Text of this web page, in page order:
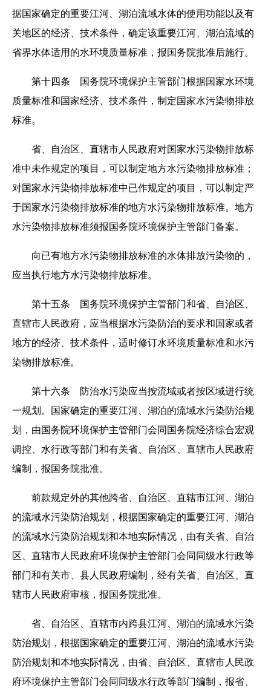
据国家确定的重要江河、湖泊流域水体的使用功能以及有
关地区的经济、技术条件，确定该重要江河、湖泊流域的
省界水体适用的水环境质量标准，报国务院批准后施行。
第十四条 国务院环境保护主管部门根据国家水环境
质量标准和国家经济、技术条件，制定国家水污染物排放
标准。
省、自治区、直辖市人民政府对国家水污染物排放标
准中未作规定的项目，可以制定地方水污染物排放标准；
对国家水污染物排放标准中已作规定的项目，可以制定严
于国家水污染物排放标准的地方水污染物排放标准。地方
水污染物排放标准须报国务院环境保护主管部门备案。
向已有地方水污染物排放标准的水体排放污染物的，
应当执行地方水污染物排放标准。
第十五条 国务院环境保护主管部门和省、自治区、
直辖市人民政府，应当根据水污染防治的要求和国家或者
地方的经济、技术条件，适时修订水环境质量标准和水污
染物排放标准。
第十六条 防治水污染应当按流域或者按区域进行统
一规划。国家确定的重要江河、湖泊的流域水污染防治规
划，由国务院环境保护主管部门会同国务院经济综合宏观
调控、水行政等部门和有关省、自治区、直辖市人民政府
编制，报国务院批准。
前款规定外的其他跨省、自治区、直辖市江河、湖泊
的流域水污染防治规划，根据国家确定的重要江河、湖泊
的流域水污染防治规划和本地实际情况，由有关省、自治
区、直辖市人民政府环境保护主管部门会同同级水行政等
部门和有关市、县人民政府编制，经有关省、自治区、直
辖市人民政府审核，报国务院批准。
省、自治区、直辖市内跨县江河、湖泊的流域水污染
防治规划，根据国家确定的重要江河、湖泊的流域水污染
防治规划和本地实际情况，由省、自治区、直辖市人民政
府环境保护主管部门会同同级水行政等部门编制，报省、